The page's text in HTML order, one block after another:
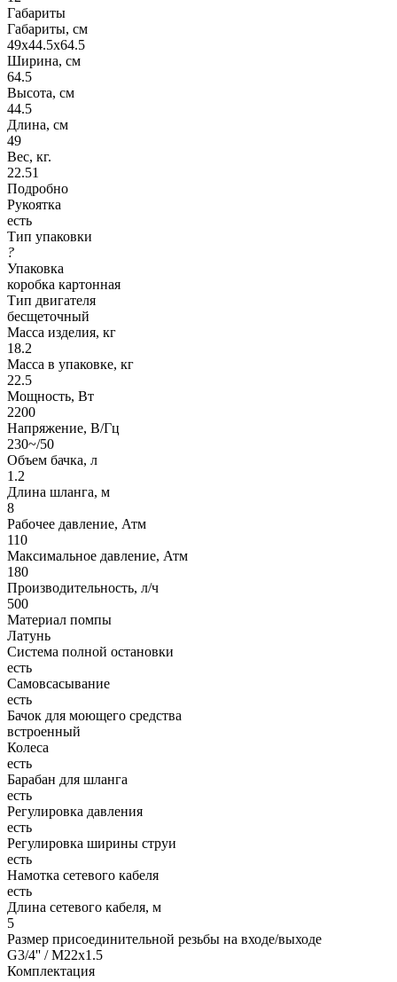
Габариты
Габариты, см
49x44.5x64.5
Ширина, см
64.5
Высота, см
44.5
Длина, см
49
Вес, кг.
22.51
Подробно
Рукоятка
есть
Тип упаковки
?
Упаковка
коробка картонная
Тип двигателя
бесщеточный
Масса изделия, кг
18.2
Масса в упаковке, кг
22.5
Мощность, Вт
2200
Напряжение, В/Гц
230~/50
Объем бачка, л
1.2
Длина шланга, м
8
Рабочее давление, Атм
110
Максимальное давление, Атм
180
Производительность, л/ч
500
Материал помпы
Латунь
Система полной остановки
есть
Самовсасывание
есть
Бачок для моющего средства
встроенный
Колеса
есть
Барабан для шланга
есть
Регулировка давления
есть
Регулировка ширины струи
есть
Намотка сетевого кабеля
есть
Длина сетевого кабеля, м
5
Размер присоединительной резьбы на входе/выходе
G3/4'' / М22х1.5
Комплектация